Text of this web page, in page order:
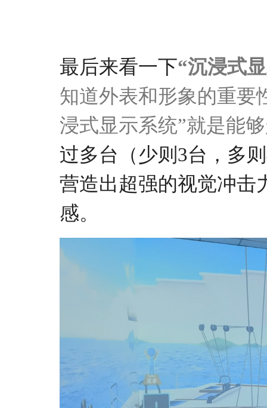
最后来看一下“沉浸式
知道外表和形象的重要
浸式显示系统”就是能
过多台（少则 3台，多
营造出超强的视觉冲击
感。